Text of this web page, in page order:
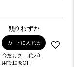
残りわずか
カートに入れる
今だけクーポン利
用で10%OFF